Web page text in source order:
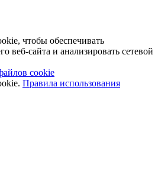
чтобы обеспечивать
веб-сайта и анализировать сетевой
cookie
Правила использования